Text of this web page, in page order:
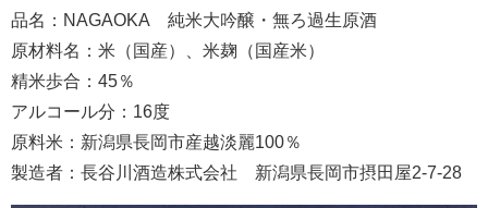
品名：NAGAOKA 純米大吟醸・無ろ過生原酒
原材料名：米（国産）、米麹（国産米）
精米歩合：45％
アルコール分：16度
原料米：新潟県長岡市産越淡麗100％
製造者：長谷川酒造株式会社 新潟県長岡市摂田屋2-7-28